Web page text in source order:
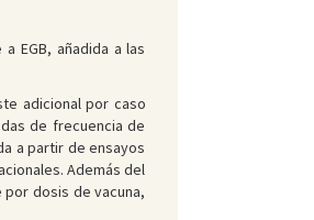
EGB, añadida a las
adicional por caso
de frecuencia de
a partir de ensayos
Además del
dosis de vacuna,